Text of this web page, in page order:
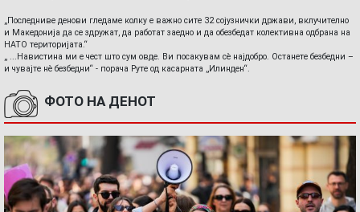
„Последниве денови гледаме колку е важно сите 32 сојузнички држави, вклучително
и Македонија да се здружат, да работат заедно и да обезбедат колективна одбрана на
НАТО територијата.“
„ ...Навистина ми е чест што сум овде. Ви посакувам сè најдобро. Останете безбедни –
и чувајте нè безбедни“ - порача Руте од касарната „Илинден“.
ФОТО НА ДЕНОТ